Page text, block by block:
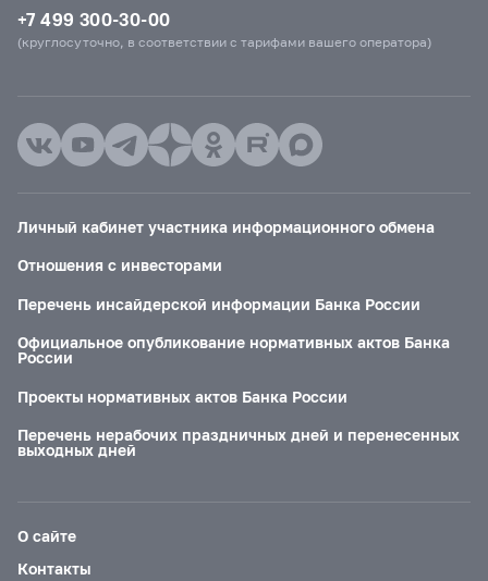
+7 499 300-30-00
(круглосуточно, в соответствии с тарифами вашего оператора)
Личный кабинет участника информационного обмена
Отношения с инвесторами
Перечень инсайдерской информации Банка России
Официальное опубликование нормативных актов Банка
России
Проекты нормативных актов Банка России
Перечень нерабочих праздничных дней и перенесенных
выходных дней
О сайте
Контакты